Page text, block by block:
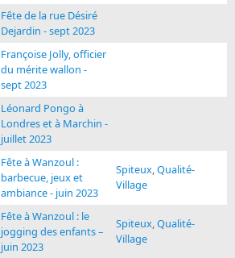
Fête de la rue Désiré
Dejardin - sept 2023
Françoise Jolly, officier
du mérite wallon -
sept 2023
Léonard Pongo à
Londres et à Marchin -
juillet 2023
Fête à Wanzoul :
barbecue, jeux et
ambiance - juin 2023
Spiteux,Qualité-
Village
Fête à Wanzoul : le
jogging des enfants –
juin 2023
Spiteux,Qualité-
Village